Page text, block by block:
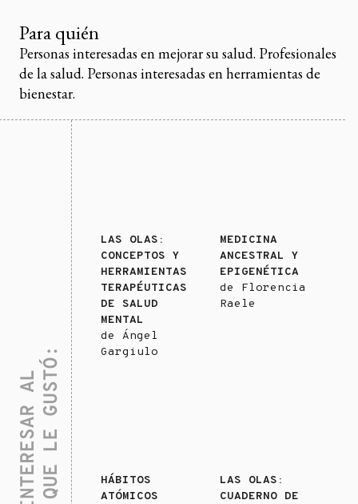
Para quién
Personas interesadas en mejorar su salud. Profesionales
de la salud. Personas interesadas en herramientas de
bienestar.
LAS OLAS:
CONCEPTOS Y
HERRAMIENTAS
TERAPÉUTICAS
DE SALUD
MENTAL
de Ángel
Gargiulo
MEDICINA
ANCESTRAL Y
EPIGENÉTICA
de Florencia
Raele
HÁBITOS
ATÓMICOS
LAS OLAS:
CUADERNO DE